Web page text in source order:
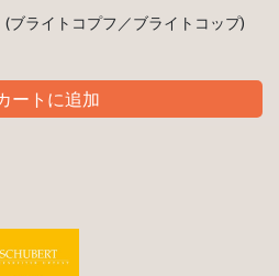
ライトコプフ／ブライトコップ)
ートに追加